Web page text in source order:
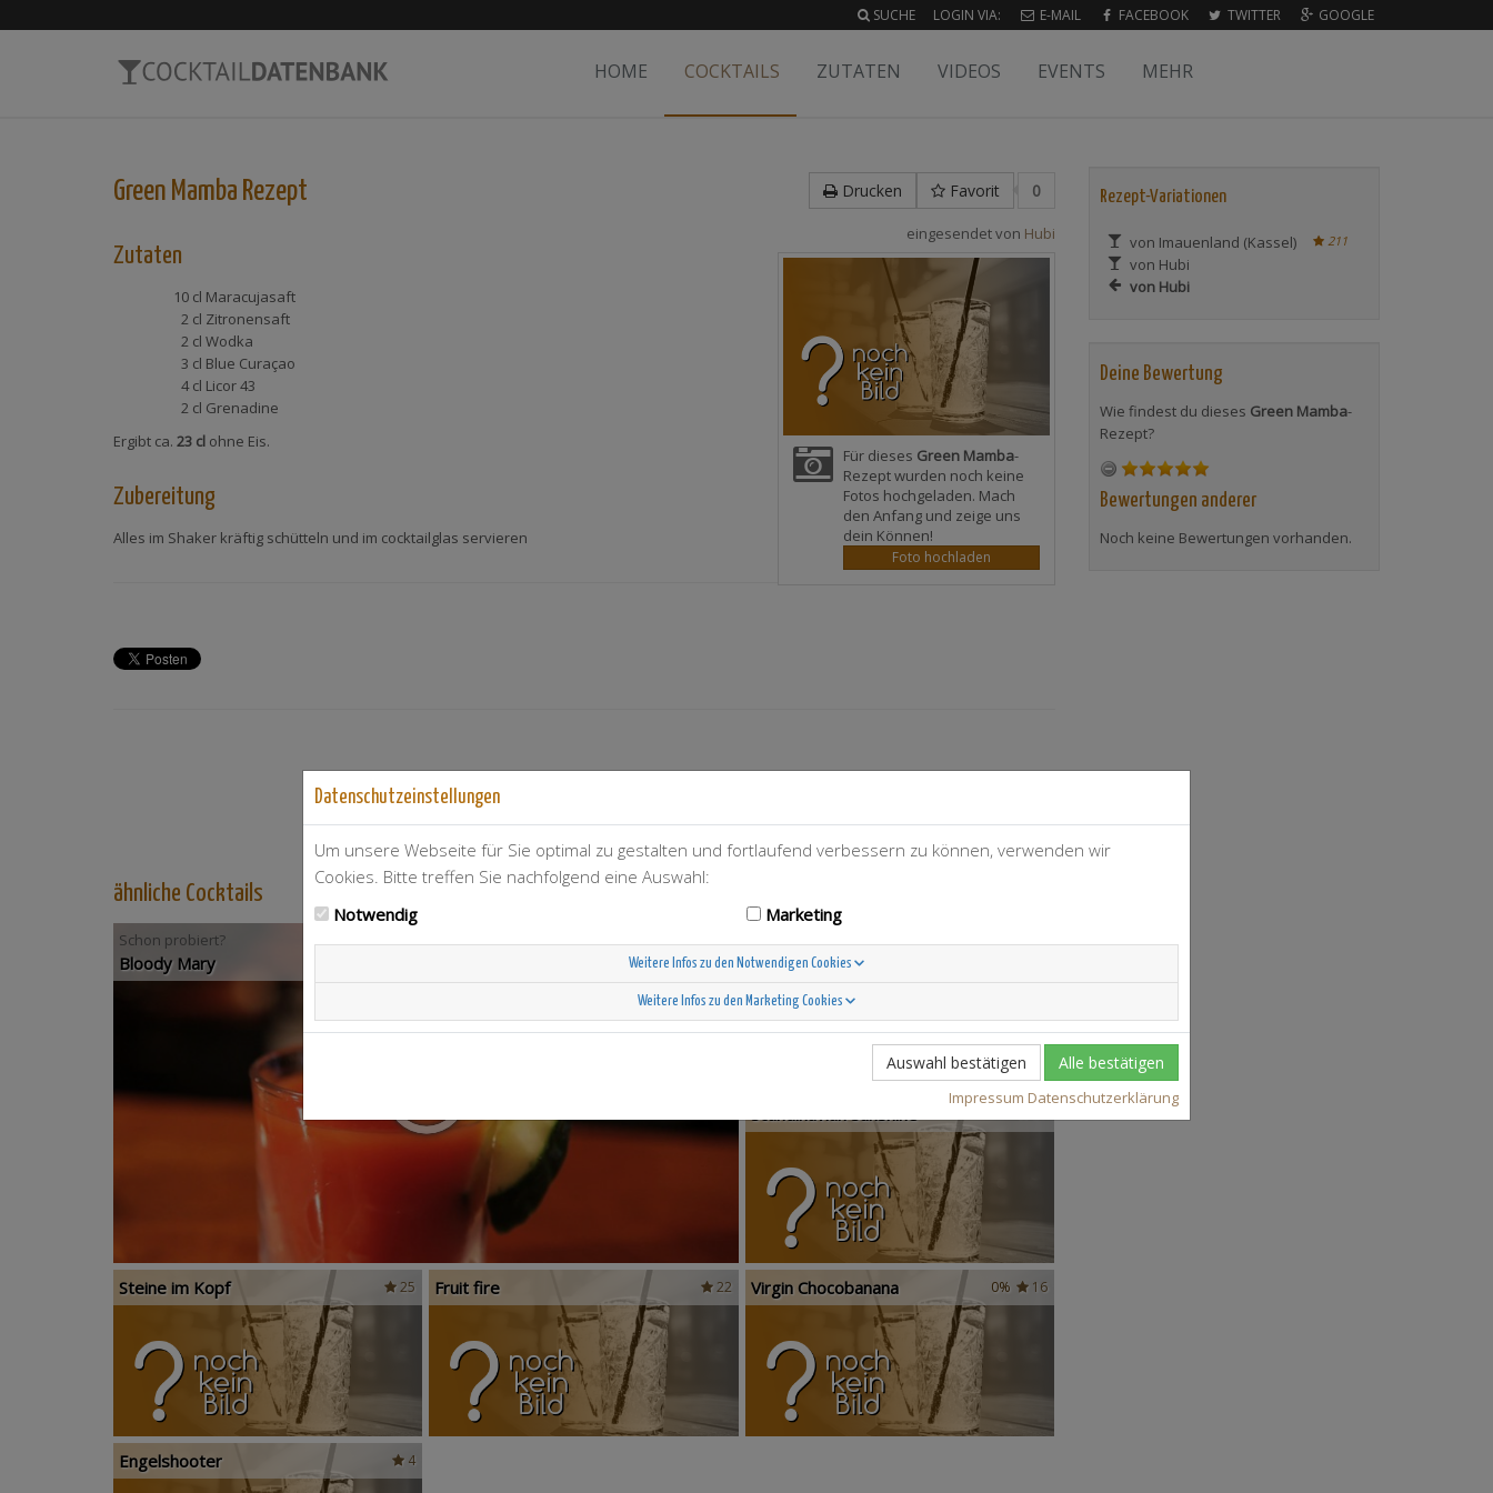
SUCHE LOGIN VIA: E-MAIL FACEBOOK TWITTER GOOGLE
HOME COCKTAILS ZUTATEN VIDEOS EVENTS MEHR
Drucken Favorit 0
Green Mamba Rezept
eingesendet von Hubi
Für dieses Green Mamba-
Rezept wurden noch keine
Fotos hochgeladen. Mach
den Anfang und zeige uns
dein Können!
Foto hochladen
Zutaten
10 cl Maracujasaft
2 cl Zitronensaft
2 cl Wodka
3 cl Blue Curaçao
4 cl Licor 43
2 cl Grenadine
Ergibt ca. 23 cl ohne Eis.
Zubereitung
Alles im Shaker kräftig schütteln und im cocktailglas servieren
ähnliche Cocktails
78
Schon probiert?
Bloody Mary
4
T-Berry
Scandinavian Sunshine
25
Steine im Kopf 22
Fruit fire 16
0%
Virgin Chocobanana
4
Engelshooter
Rezept-Variationen
von Imauenland (Kassel) 211
von Hubi
von Hubi
Deine Bewertung
Wie findest du dieses Green Mamba-
Rezept?
Bewertungen anderer
Noch keine Bewertungen vorhanden.
Datenschutzeinstellungen
Um unsere Webseite für Sie optimal zu gestalten und fortlaufend verbessern zu können, verwenden wir
Cookies. Bitte treffen Sie nachfolgend eine Auswahl:
Notwendig
Marketing
Weitere Infos zu den Notwendigen Cookies
Weitere Infos zu den Marketing Cookies
Auswahl bestätigen Alle bestätigen
Impressum Datenschutzerklärung